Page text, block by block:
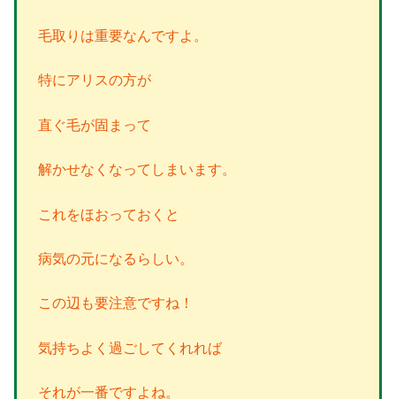
毛取りは重要なんですよ。
特にアリスの方が
直ぐ毛が固まって
解かせなくなってしまいます。
これをほおっておくと
病気の元になるらしい。
この辺も要注意ですね！
気持ちよく過ごしてくれれば
それが一番ですよね。